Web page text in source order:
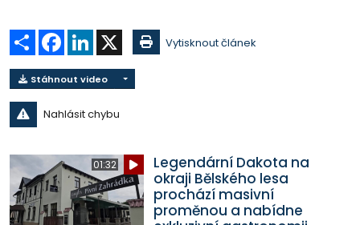
Sdílet Facebook
LinkedIn Vytisknout článek
Stáhnout video
Nahlásit chybu
01:32
Legendární Dakota na
okraji Bělského lesa
prochází masivní
proměnou a nabídne